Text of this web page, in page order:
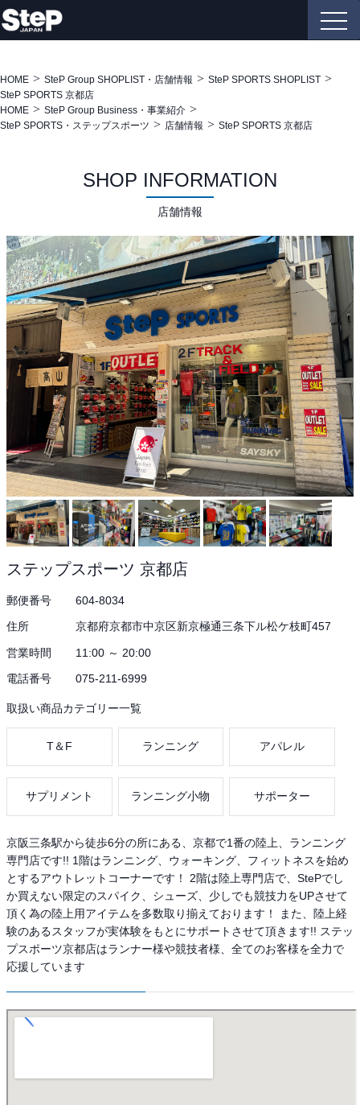
HOME SteP Group SHOPLIST・店舗情報
SteP SPORTS SHOPLIST
SteP SPORTS 京都店
HOME
SteP Group Business・事業紹介
SteP SPORTS・ステップスポーツ
店舗情報 SteP SPORTS 京都店
SHOP INFORMATION
店舗情報
ステップスポーツ 京都店
郵便番号 604-8034
住所 京都府京都市中京区新京極通三条下ル松ケ枝町457
営業時間 11:00 ～ 20:00
電話番号 075-211-6999
取扱い商品カテゴリー一覧
T＆F ランニング アパレル
サプリメント ランニング小物 サポーター
京阪三条駅から徒歩6分の所にある、京都で1番の陸上、ランニング
専門店です!! 1階はランニング、ウォーキング、フィットネスを始め
とするアウトレットコーナーです！ 2階は陸上専門店で、StePでし
か買えない限定のスパイク、シューズ、少しでも競技力をUPさせて
頂く為の陸上用アイテムを多数取り揃えております！ また、陸上経
験のあるスタッフが実体験をもとにサポートさせて頂きます!! ステッ
プスポーツ京都店はランナー様や競技者様、全てのお客様を全力で
応援しています